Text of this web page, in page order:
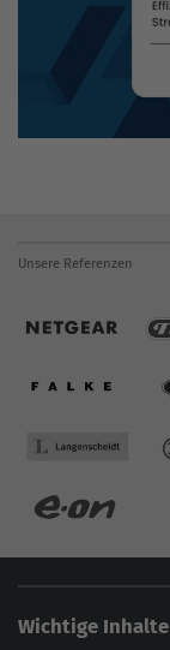
Unsere Referenzen
Wichtige Inhalte